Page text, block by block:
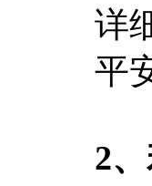
详
平
2